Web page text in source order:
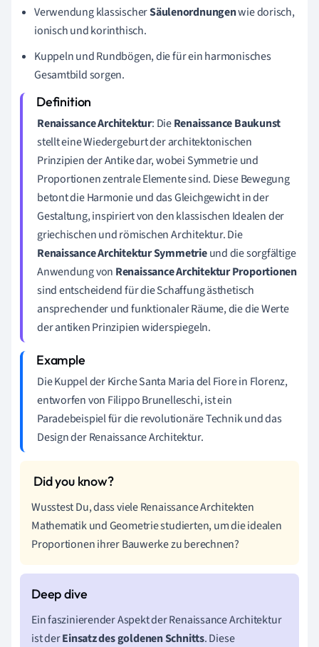
Verwendung klassischerSäulenordnungenwie dorisch,
ionisch und korinthisch.
Kuppeln und Rundbögen, die für ein harmonisches
Gesamtbild sorgen.
Renaissance Architektur: DieRenaissance Baukunst
stellt eine Wiedergeburt der architektonischen
Prinzipien der Antike dar, wobei Symmetrie und
Proportionen zentrale Elemente sind. Diese Bewegung
betont die Harmonie und das Gleichgewicht in der
Gestaltung, inspiriert von den klassischen Idealen der
griechischen und römischen Architektur. Die
Renaissance Architektur Symmetrieund die sorgfältige
Anwendung von Renaissance Architektur Proportionen
sind entscheidend für die Schaffung ästhetisch
ansprechender und funktionaler Räume, die die Werte
der antiken Prinzipien widerspiegeln.
Die Kuppel der Kirche Santa Maria del Fiore in Florenz,
entworfen von Filippo Brunelleschi, ist ein
Paradebeispiel für die revolutionäre Technik und das
Design der Renaissance Architektur.
Wusstest Du, dass viele Renaissance Architekten
Mathematik und Geometrie studierten, um die idealen
Proportionen ihrer Bauwerke zu berechnen?
Ein faszinierender Aspekt der Renaissance Architektur
ist derEinsatz des goldenen Schnitts. Diese